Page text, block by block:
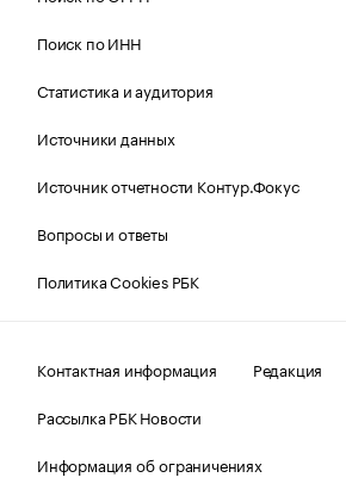
Поиск по ИНН
Статистика и аудитория
Источники данных
Источник отчетности Контур.Фокус
Вопросы и ответы
Политика Cookies РБК
Контактная информация
Редакция
Рассылка РБК Новости
Информация об ограничениях